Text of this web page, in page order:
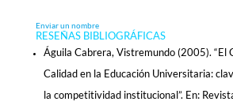
Enviar un nombre
RESEÑAS BIBLIOGRÁFICAS
Águila Cabrera, Vistremundo (2005). “El
Calidad en la Educación Universitaria:
la competitividad institucional”. En: